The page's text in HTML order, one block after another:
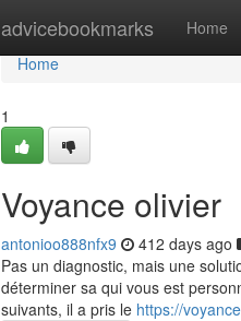
advicebookmarks Home
Home
Home
1
Voyance olivier
antonioo888nfx9 412 days ago
Pas un diagnostic, mais une
déterminer sa qui vous est
suivants, il a pris le https://